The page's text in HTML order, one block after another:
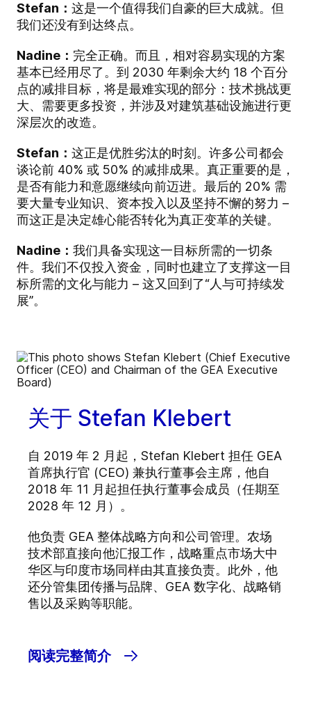
Stefan： 这是一个值得我们自豪的巨大成就。但
我们还没有到达终点。
Nadine： 完全正确。而且，相对容易实现的方案
基本已经用尽了。到 2030 年剩余大约 18 个百分
点的减排目标，将是最难实现的部分：技术挑战更
大、需要更多投资，并涉及对建筑基础设施进行更
深层次的改造。
Stefan： 这正是优胜劣汰的时刻。许多公司都会
谈论前 40% 或 50% 的减排成果。真正重要的是，
是否有能力和意愿继续向前迈进。最后的 20% 需
要大量专业知识、资本投入以及坚持不懈的努力 –
而这正是决定雄心能否转化为真正变革的关键。
Nadine： 我们具备实现这一目标所需的一切条
件。我们不仅投入资金，同时也建立了支撑这一目
标所需的文化与能力 – 这又回到了“人与可持续发
展”。
关于 Stefan Klebert
自 2019 年 2 月起，Stefan Klebert 担任 GEA
首席执行官 (CEO) 兼执行董事会主席，他自
2018 年 11 月起担任执行董事会成员（任期至
2028 年 12 月）。
他负责 GEA 整体战略方向和公司管理。农场
技术部直接向他汇报工作，战略重点市场大中
华区与印度市场同样由其直接负责。此外，他
还分管集团传播与品牌、GEA 数字化、战略销
售以及采购等职能。
阅读完整简介